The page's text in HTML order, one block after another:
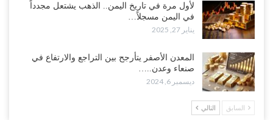
لأول مرة في تاريخ اليمن.. الذهب يشتعل مجدداً
في اليمن مسجلاً…
يناير 27, 2025
المعدن الأصفر يتأرجح بين التراجع والارتفاع في
صنعاء وعدن..…
ديسمبر 6, 2024
السابق التالي